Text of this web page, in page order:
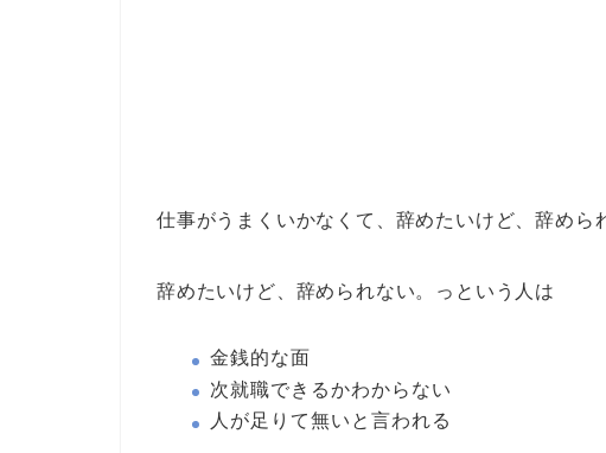
仕事がうまくいかなくて、辞めたいけど、辞めら
辞めたいけど、辞められない。っという人は
金銭的な面
次就職できるかわからない
人が足りて無いと言われる